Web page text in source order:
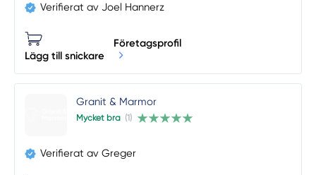
Verifierat av Joel Hannerz
Lägg till snickare
Företagsprofil
Granit & Marmor
Mycket bra (1)
Verifierat av Greger